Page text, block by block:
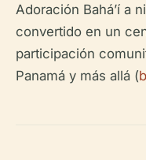
Adoración Bahá’í a
convertido en un
participación
Panamá y más allá (